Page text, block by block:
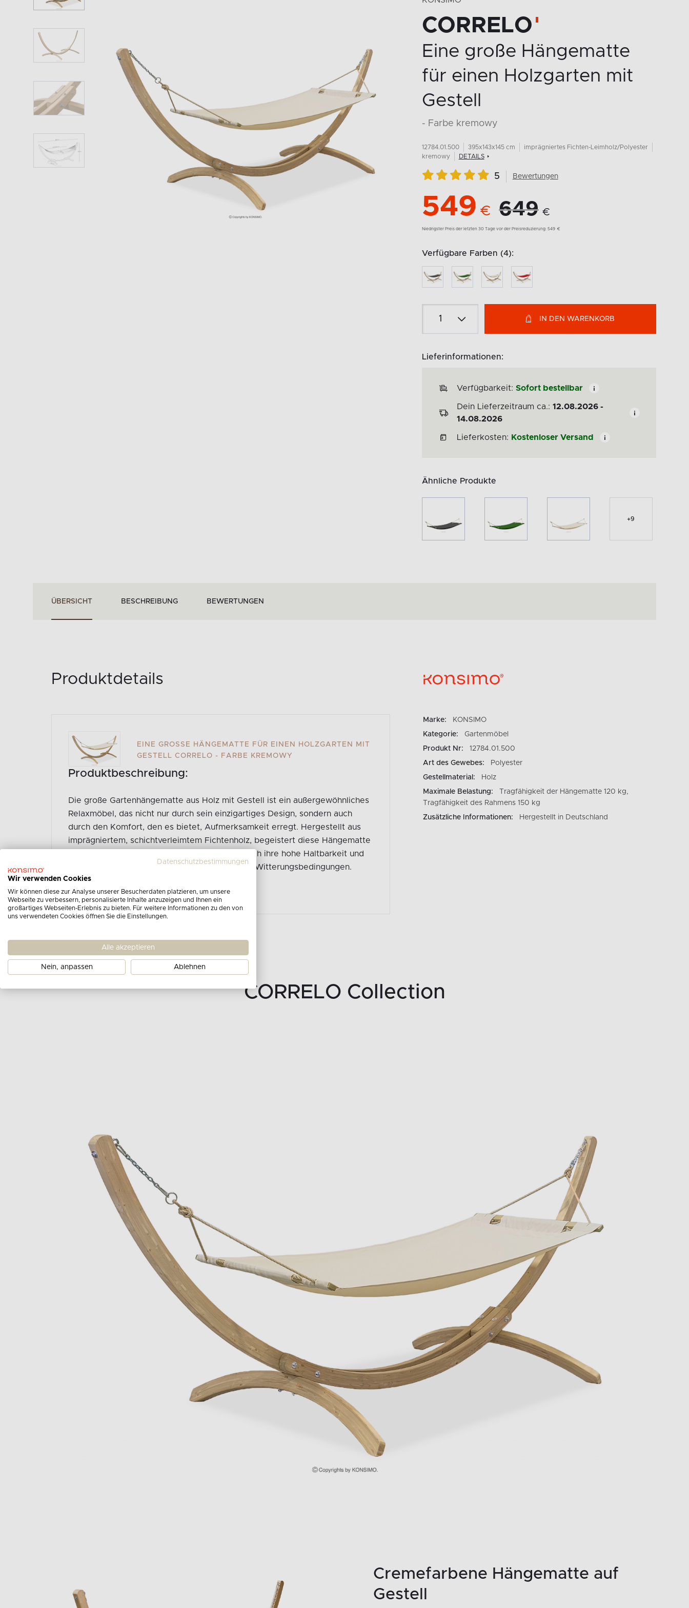
CORRELO MEHR AUS DER KOLLEKTION
Eine große Hängematte
für einen Holzgarten mit
Gestell
- Farbe kremowy
12784.01.500 395x143x145 cm
imprägniertes Fichten-Leimholz/Polyester
kremowy
DETAILS
5 Bewertungen
549 € 649 €
Niedrigster Preis der letzten 30 Tage vor der Preisreduzierung: 549 €
Verfügbare Farben (4):
IN DEN WARENKORB
Lieferinformationen:
Verfügbarkeit: Sofort bestellbar
Dein Lieferzeitraum ca.: 12.08.2026 -
14.08.2026
Lieferkosten: Kostenloser Versand
Ähnliche Produkte
+9
ÜBERSICHT BESCHREIBUNG BEWERTUNGEN
Produktdetails
EINE GROSSE HÄNGEMATTE FÜR EINEN HOLZGARTEN MIT G
ESTELL CORRELO - FARBE KREMOWY
Produktbeschreibung:
Die große Gartenhängematte aus Holz mit Gestell ist ein außergewöhnliches
Relaxmöbel, das nicht nur durch sein einzigartiges Design, sondern auch
durch den Komfort, den es bietet, Aufmerksamkeit erregt. Hergestellt aus
imprägniertem, schichtverleimtem Fichtenholz, begeistert diese Hängematte
nicht nur durch ihre Ästhetik, sondern auch durch ihre hohe Haltbarkeit und
Widerstandsfähigkeit gegenüber wechselnden Witterungsbedingungen.
Gesamte Produktbeschreibung ansehen
Marke:
KONSIMO
Kategorie:
Gartenmöbel
Produkt Nr:
12784.01.500
Art des Gewebes:
Polyester
Gestellmaterial:
Holz
Maximale Belastung:
Tragfähigkeit der Hängematte 120 kg,
Tragfähigkeit des Rahmens 150 kg
Zusätzliche Informationen:
Hergestellt in Deutschland
CORRELO Collection
Cremefarbene Hängematte auf
Gestell
Datenschutzbestimmungen
Wir verwenden Cookies
Wir können diese zur Analyse unserer Besucherdaten platzieren, um unsere
Webseite zu verbessern, personalisierte Inhalte anzuzeigen und Ihnen ein
großartiges Webseiten-Erlebnis zu bieten. Für weitere Informationen zu den von
uns verwendeten Cookies öffnen Sie die Einstellungen.
Alle akzeptieren
Nein, anpassen Ablehnen